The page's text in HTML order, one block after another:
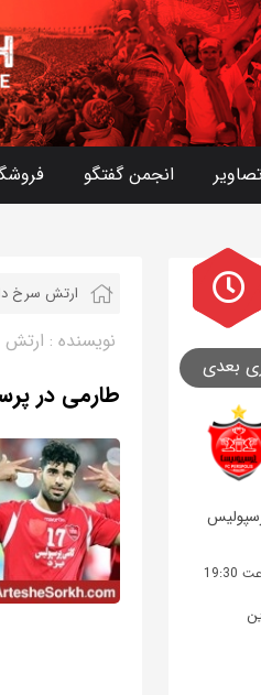
انجمن گفتگو
ارتش سرخ
نویسنده :
طارمی در
بعدی